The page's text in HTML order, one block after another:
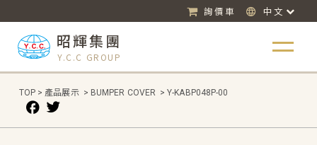
詢價車 中文
昭輝集團
Y.C.C GROUP
TOP > 產品展示 > BUMPER COVER > Y-KABP048P-00